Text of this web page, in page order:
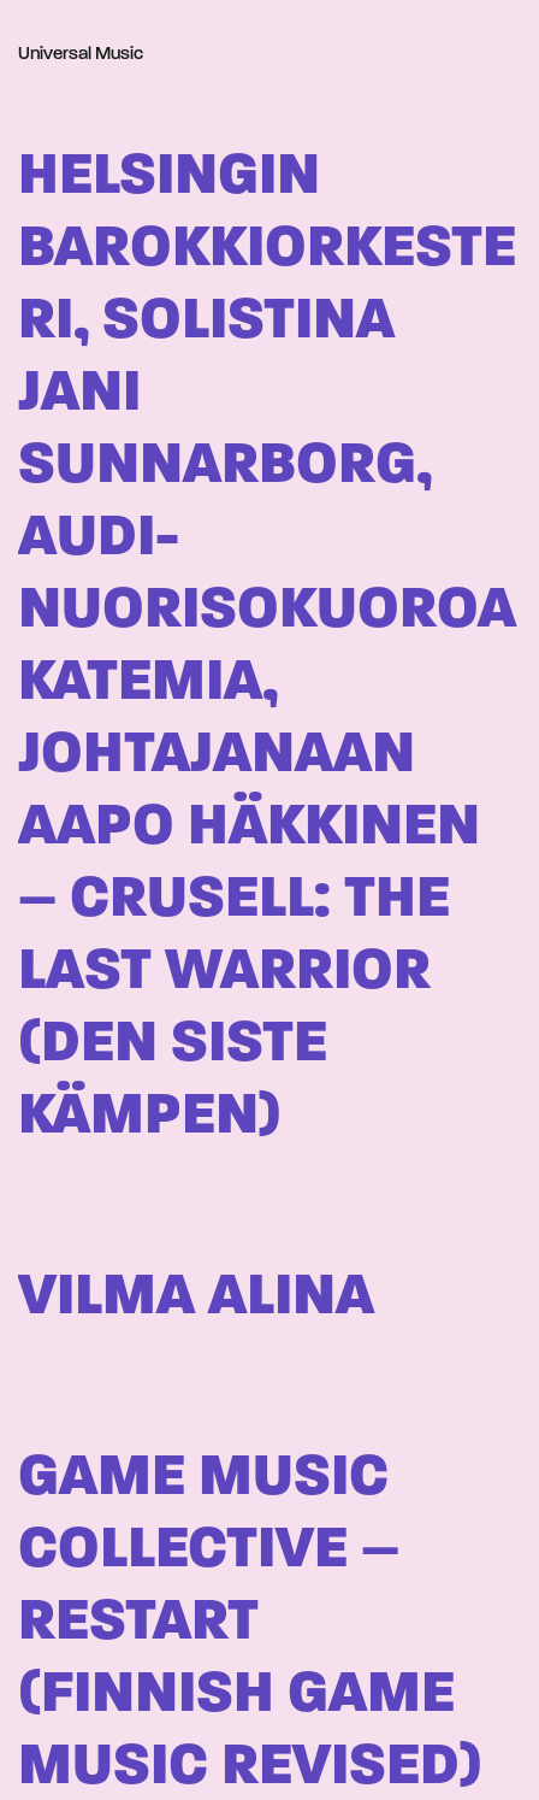
Universal Music
HELSINGIN
BAROKKIORKESTE
RI, SOLISTINA
JANI
SUNNARBORG,
AUDI-
NUORISOKUOROA
KATEMIA,
JOHTAJANAAN
AAPO HÄKKINEN
– CRUSELL: THE
LAST WARRIOR
(DEN SISTE
KÄMPEN)
VILMA ALINA
GAME MUSIC
COLLECTIVE –
RESTART
(FINNISH GAME
MUSIC REVISED)